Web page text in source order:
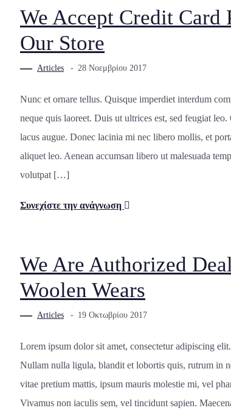
We Accept Credit Card
Our Store
Articles 28 Νοεμβρίου 2017
Nunc et ornare tellus. Quisque imperdiet interdum
neque quis laoreet. Duis ut ultrices est, sed feugiat
lacus augue. Donec lacinia mi nec libero mollis, et
aliquet leo. Aenean accumsan libero ut malesuada
volutpat […]
Συνεχίστε την ανάγνωση
We Are Authorized
Woolen Wears
Articles 19 Οκτωβρίου 2017
Lorem ipsum dolor sit amet, consectetur adipiscing
Nullam nulla ligula, blandit et lobortis quis, rutrum in
vitae pretium mattis, ipsum mauris molestie mi, vel
Vivamus non iaculis sem, vel tincidunt sapien.